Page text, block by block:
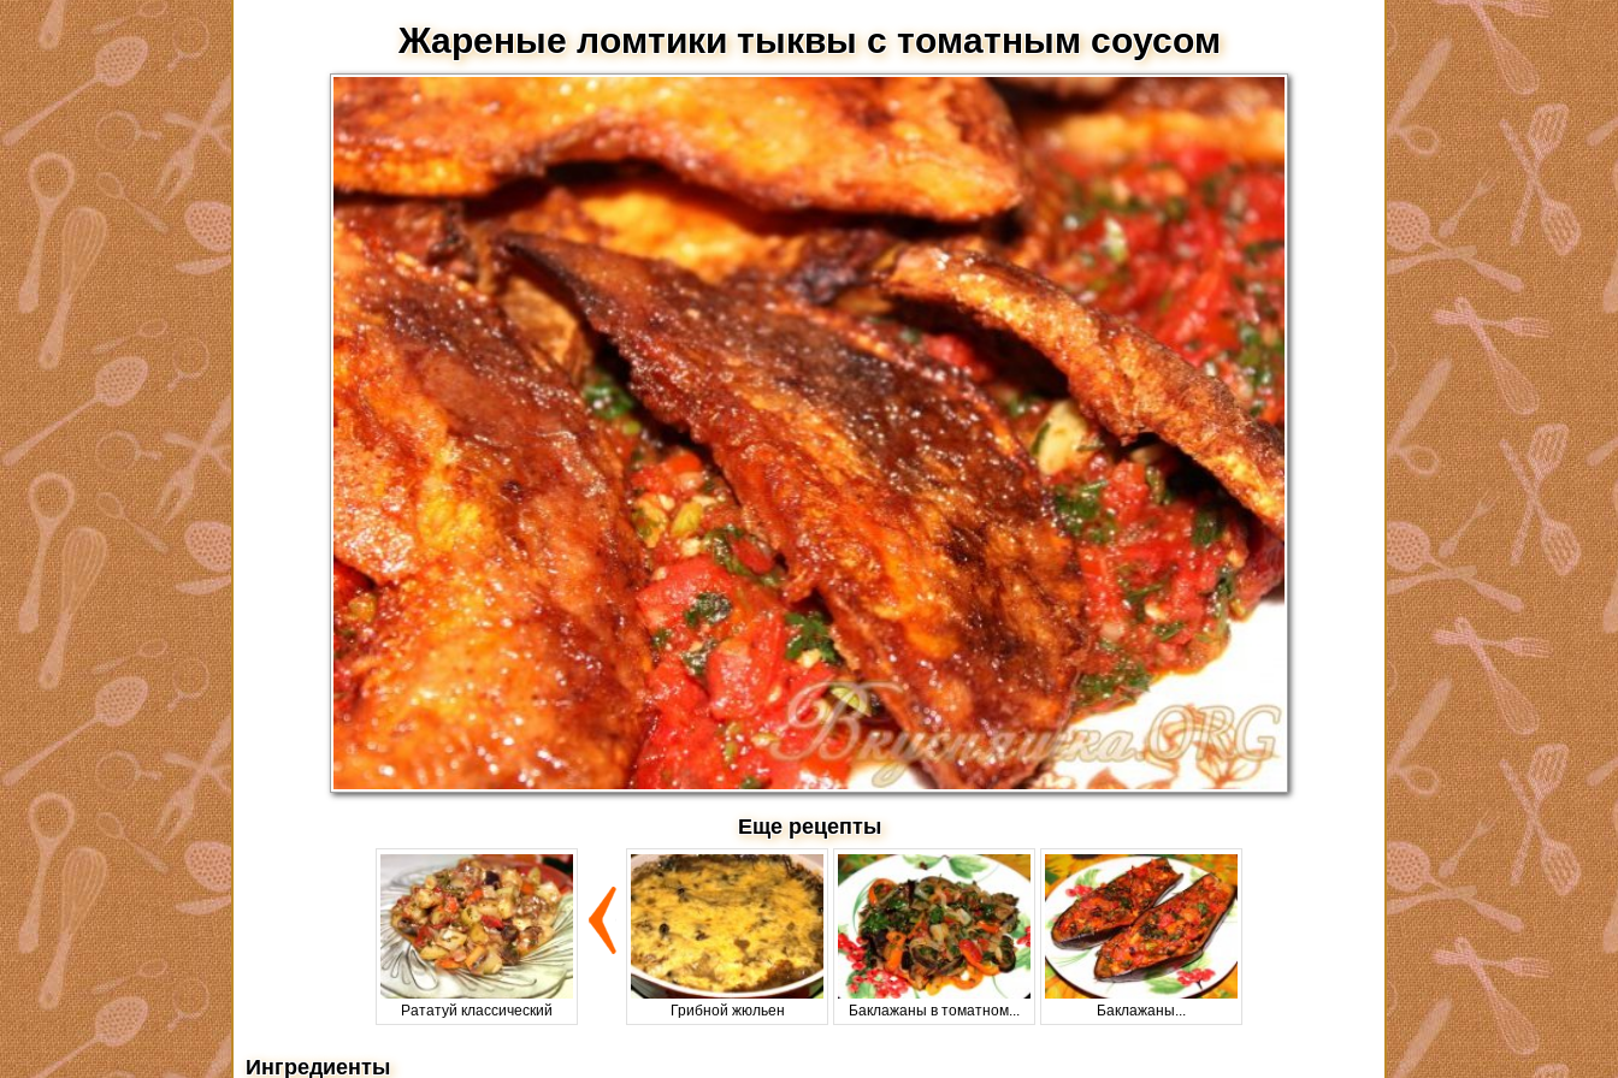
Жареные ломтики тыквы с томатным соусом
Еще рецепты
Рататуй классический Грибной жюльен Баклажаны в томатном... Баклажаны...
Ингредиенты